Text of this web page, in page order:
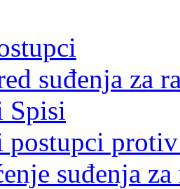
suđenja za
Spisi
postupci
suđenja